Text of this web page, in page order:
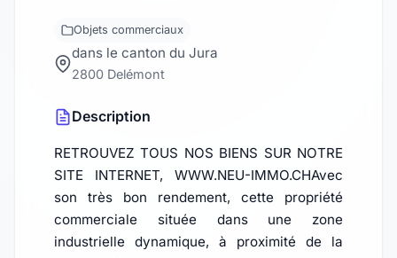
Objets commerciaux
dans le canton du Jura
2800 Delémont
Description
RETROUVEZ TOUS NOS BIENS SUR NOTRE
SITE INTERNET, WWW.NEU-IMMO.CHAvec
son très bon rendement, cette propriété
commerciale située dans une zone
industrielle dynamique, à proximité de la